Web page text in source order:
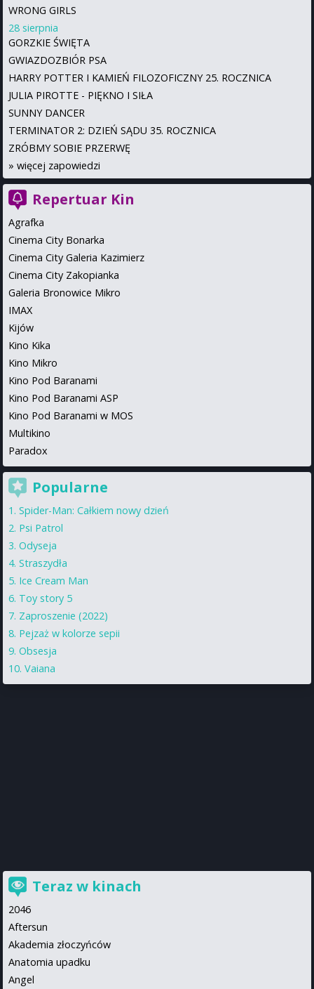
WRONG GIRLS
28 sierpnia
GORZKIE ŚWIĘTA
GWIAZDOZBIÓR PSA
HARRY POTTER I KAMIEŃ FILOZOFICZNY 25. ROCZNICA
JULIA PIROTTE - PIĘKNO I SIŁA
SUNNY DANCER
TERMINATOR 2: DZIEŃ SĄDU 35. ROCZNICA
ZRÓBMY SOBIE PRZERWĘ
» więcej zapowiedzi
Repertuar Kin
Agrafka
Cinema City Bonarka
Cinema City Galeria Kazimierz
Cinema City Zakopianka
Galeria Bronowice Mikro
IMAX
Kijów
Kino Kika
Kino Mikro
Kino Pod Baranami
Kino Pod Baranami ASP
Kino Pod Baranami w MOS
Multikino
Paradox
Popularne
Spider-Man: Całkiem nowy dzień
Psi Patrol
Odyseja
Straszydła
Ice Cream Man
Toy story 5
Zaproszenie (2022)
Pejzaż w kolorze sepii
Obsesja
Vaiana
Teraz w kinach
2046
Aftersun
Akademia złoczyńców
Anatomia upadku
Angel